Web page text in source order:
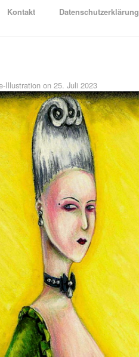
Kontakt Datenschutzerklärung
Illustration on 25. Juli 2023